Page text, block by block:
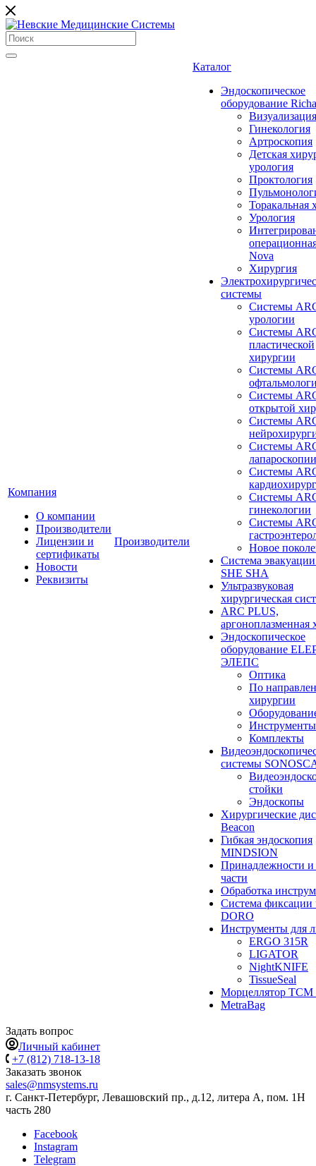
Компания
О компании
Производители
Лицензии и
сертификаты
Новости
Реквизиты
Производители
Каталог
Эндоскопическое
оборудование
Визуализация
Гинекология
Артроскопия
Детская
урология
Проктология
Торакальная
Урология
Nova
Хирургия
системы
Системы
урологии
Системы
пластической
хирургии
Системы
Системы
открытой
Системы
Системы
лапароскопии
Системы
Системы
гинекологии
Системы
Новое
Система
SHE SHA
Ультразвуковая
хирургическая
ARC PLUS,
аргоноплазменная
Эндоскопическое
оборудование
ЭЛЕПС
Оптика
По
хирургии
Инструменты
Комплекты
системы
стойки
Эндоскопы
Хирургические
Beacon
Гибкая эндоскопия
MINDSION
Принадлежности и
части
Обработка
Система фиксации
DORO
Инструменты для
ERGO 315R
LIGATOR
NightKNIFE
TissueSeal
Морцеллятор ТСМ
MetraBag
Задать вопрос
Личный кабинет
+7 (812) 718-13-18
Заказать звонок
sales@nmsystems.ru
г. Санкт-Петербург, Левашовский пр., д.12, литера А, пом. 1Н
часть 280
Facebook
Instagram
Telegram